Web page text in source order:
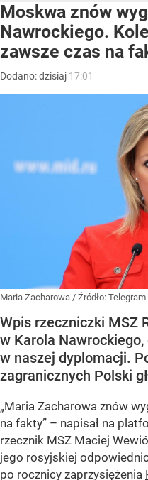
Moskwa znów
Nawrockiego.
zawsze czas na
Dodano:dzisiaj 17:01
Maria Zacharowa / Źródło: Telegram
Wpis rzeczniczki MSZ
w Karola
w naszej dyplomacji.
zagranicznych Polski
„Maria Zacharowa znów
na fakty” – napisał na
rzecznik MSZ Maciej
jego rosyjskiej
po rocznicy zaprzysiężenia